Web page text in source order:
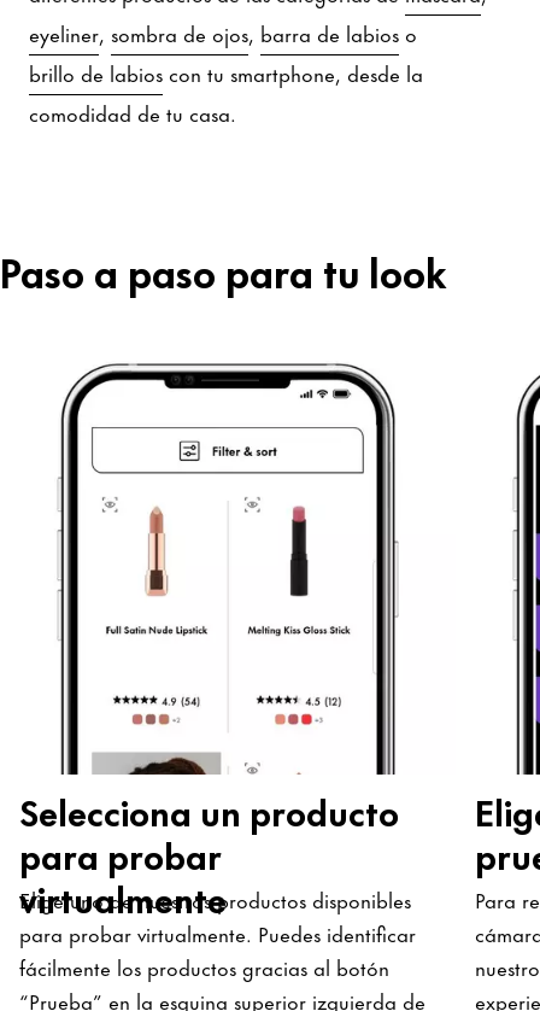
eyeliner, sombra de ojos, barra de labios o
brillo de labios con tu smartphone, desde la
comodidad de tu casa.
Paso a paso para tu look
Selecciona un producto
para probar
virtualmente
Elige uno de nuestros productos disponibles
para probar virtualmente. Puedes identificar
fácilmente los productos gracias al botón
“Prueba” en la esquina superior izquierda de
Para